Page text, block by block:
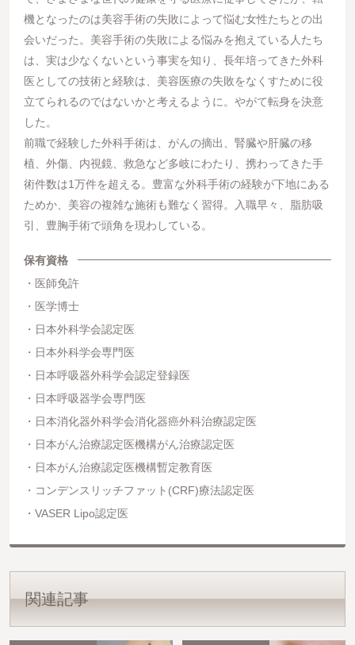
機となったのは美容手術の失敗によって悩む女性たちとの出
会いだった。美容手術の失敗による悩みを抱えている人たち
は、実は少なくないという事実を知り、長年培ってきた外科
医としての技術と経験は、美容医療の失敗をなくすために役
立てられるのではないかと考えるように。やがて転身を決意
した。
前職で経験した外科手術は、がんの摘出、腎臓や肝臓の移
植、外傷、内視鏡、救急など多岐にわたり、携わってきた手
術件数は1万件を超える。豊富な外科手術の経験が下地にある
ためか、美容の複雑な施術も難なく習得。入職早々、脂肪吸
引、豊胸手術で頭角を現わしている。
保有資格
医師免許
医学博士
日本外科学会認定医
日本外科学会専門医
日本呼吸器外科学会認定登録医
日本呼吸器学会専門医
日本消化器外科学会消化器癌外科治療認定医
日本がん治療認定医機構がん治療認定医
日本がん治療認定医機構暫定教育医
コンデンスリッチファット(CRF)療法認定医
VASER Lipo認定医
関連記事